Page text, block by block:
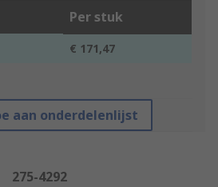
Per stuk
€ 171,47
aan onderdelenlijst
275-4292